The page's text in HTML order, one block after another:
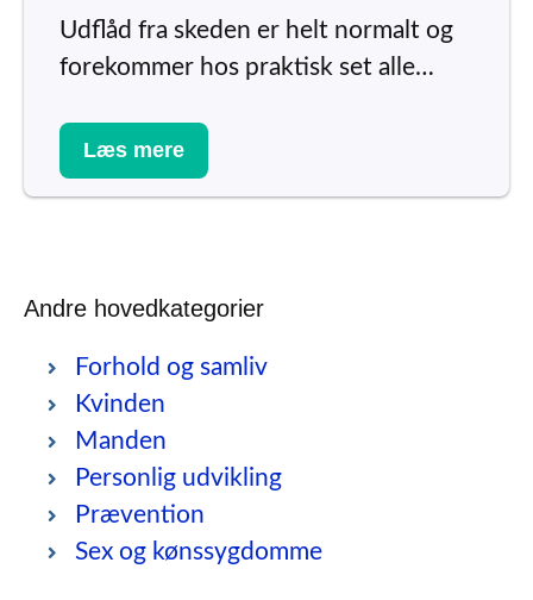
Udflåd fra skeden er helt normalt og
forekommer hos praktisk set alle…
Læs mere
Andre hovedkategorier
Forhold og samliv
Kvinden
Manden
Personlig udvikling
Prævention
Sex og kønssygdomme